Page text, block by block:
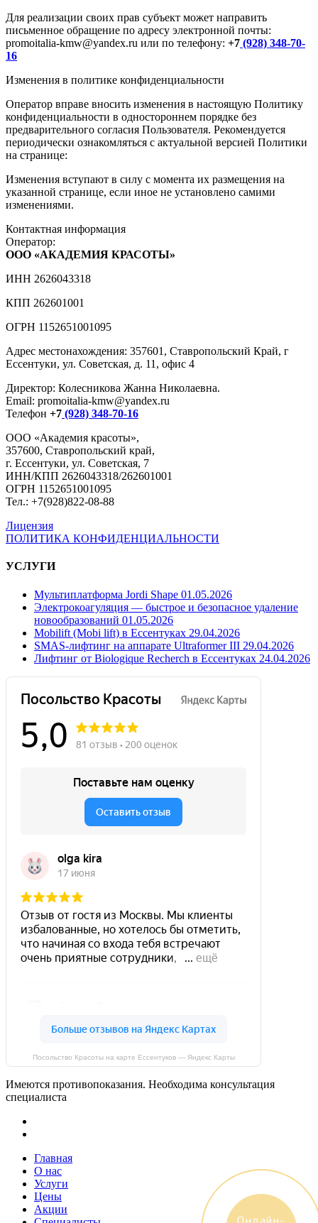
Для реализации своих прав субъект может направить
письменное обращение по адресу электронной почты:
promoitalia-kmw@yandex.ru или по телефону: +7 (928) 348-70-
16
Изменения в политике конфиденциальности
Оператор вправе вносить изменения в настоящую Политику
конфиденциальности в одностороннем порядке без
предварительного согласия Пользователя. Рекомендуется
периодически ознакомляться с актуальной версией Политики
на странице:
Изменения вступают в силу с момента их размещения на
указанной странице, если иное не установлено самими
изменениями.
Контактная информация
Оператор:
ООО «АКАДЕМИЯ КРАСОТЫ»
ИНН 2626043318
КПП 262601001
ОГРН 1152651001095
Адрес местонахождения: 357601, Ставропольский Край, г
Ессентуки, ул. Советская, д. 11, офис 4
Директор: Колесникова Жанна Николаевна.
Email: promoitalia-kmw@yandex.ru
Телефон +7 (928) 348-70-16
ООО «Академия красоты»,
357600, Ставропольский край,
г. Ессентуки, ул. Советская, 7
ИНН/КПП 2626043318/262601001
ОГРН 1152651001095
Тел.: +7(928)822-08-88
Лицензия
ПОЛИТИКА КОНФИДЕНЦИАЛЬНОСТИ
УСЛУГИ
Мультиплатформа Jordi Shape 01.05.2026
Электрокоагуляция — быстрое и безопасное удаление
новообразований 01.05.2026
Mobilift (Mobi lift) в Ессентуках 29.04.2026
SMAS-лифтинг на аппарате Ultraformer III 29.04.2026
Лифтинг от Biologique Recherch в Ессентуках 24.04.2026
Посольство Красоты на карте Ессентуков — Яндекс Карты
Имеются противопоказания. Необходима консультация
специалиста
Close
Menu
Главная
О нас
Услуги
Цены
Акции
Онлайн-